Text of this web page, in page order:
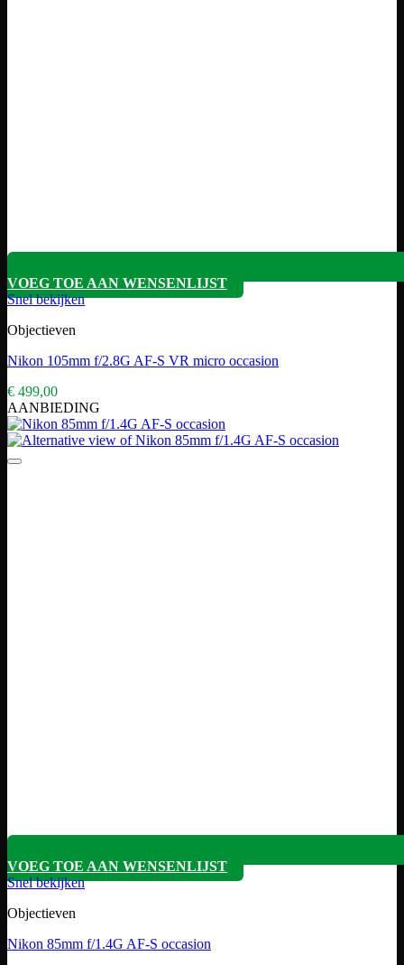
VOEG TOE AAN WENSENLIJST
Snel bekijken
Objectieven
Nikon 105mm f/2.8G AF-S VR micro occasion
€ 499,00
AANBIEDING
VOEG TOE AAN WENSENLIJST
Snel bekijken
Objectieven
Nikon 85mm f/1.4G AF-S occasion